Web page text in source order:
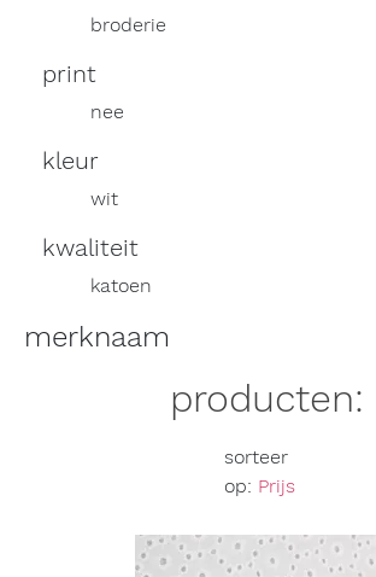
broderie
print
nee
kleur
wit
kwaliteit
katoen
merknaam
producten:
sorteer
op: Prijs